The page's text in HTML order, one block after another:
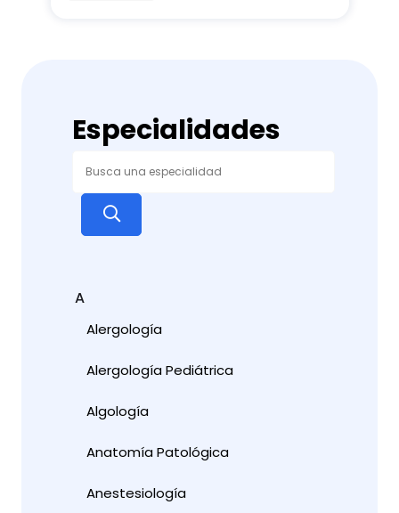
Especialidades
A
Alergología
Alergología Pediátrica
Algología
Anatomía Patológica
Anestesiología